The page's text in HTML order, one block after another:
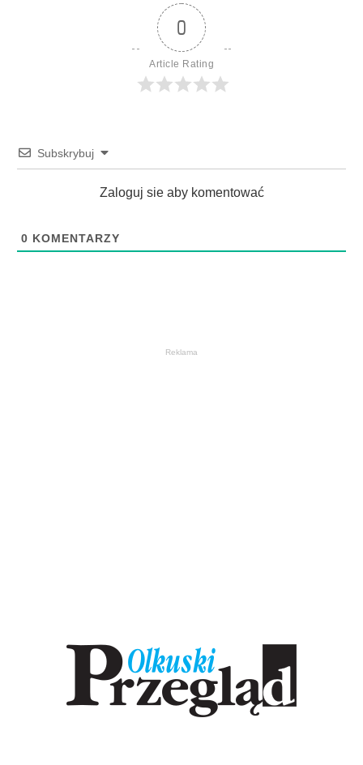
0
Article Rating
Subskrybuj
Zaloguj sie aby komentować
0 KOMENTARZY
Reklama